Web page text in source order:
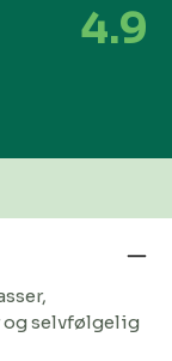
4.9
selvfølgelig